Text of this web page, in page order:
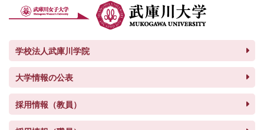
学校法人武庫川学院
大学情報の公表
採用情報（教員）